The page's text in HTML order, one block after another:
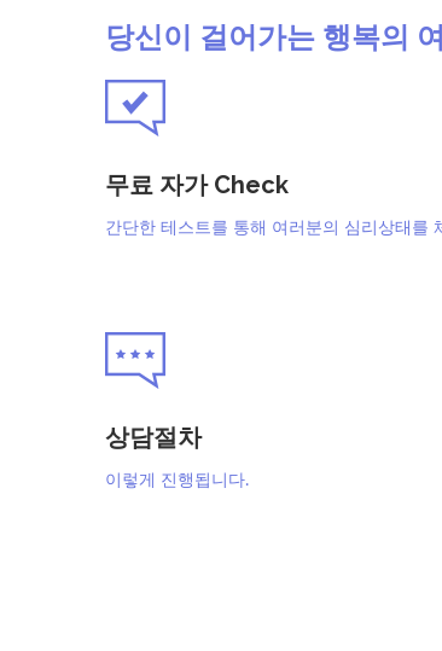
당신이 걸어가는 행복의
무료 자가 Check
간단한 테스트를 통해 여러분의 심리상태를
상담절차
이렇게 진행됩니다.